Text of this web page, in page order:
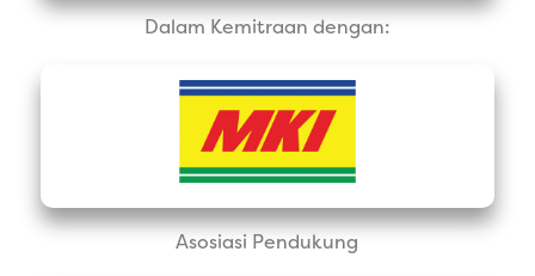
Dalam Kemitraan dengan:
Asosiasi Pendukung